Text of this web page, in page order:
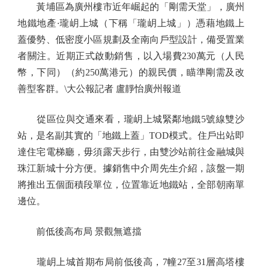
黃埔區為廣州樓市近年崛起的「剛需天堂」，廣州
地鐵地產·瓏岄上城（下稱「瓏岄上城」）憑藉地鐵上
蓋優勢、低密度小區規劃及全南向戶型設計，備受置業
者關注。近期正式啟動銷售，以入場費230萬元（人民
幣，下同）（約250萬港元）的親民價，瞄準剛需及改
善型客群。\大公報記者 盧靜怡廣州報道
從區位與交通來看，瓏岄上城緊鄰地鐵5號線雙沙
站，是名副其實的「地鐵上蓋」TOD模式。住戶出站即
達住宅電梯廳，毋須露天步行，由雙沙站前往金融城與
珠江新城十分方便。據銷售中介周先生介紹，該盤一期
將推出五個面積段單位，位置靠近地鐵站，全部朝南單
邊位。
前低後高布局 景觀無遮擋
瓏岄上城首期布局前低後高，7幢27至31層高塔樓